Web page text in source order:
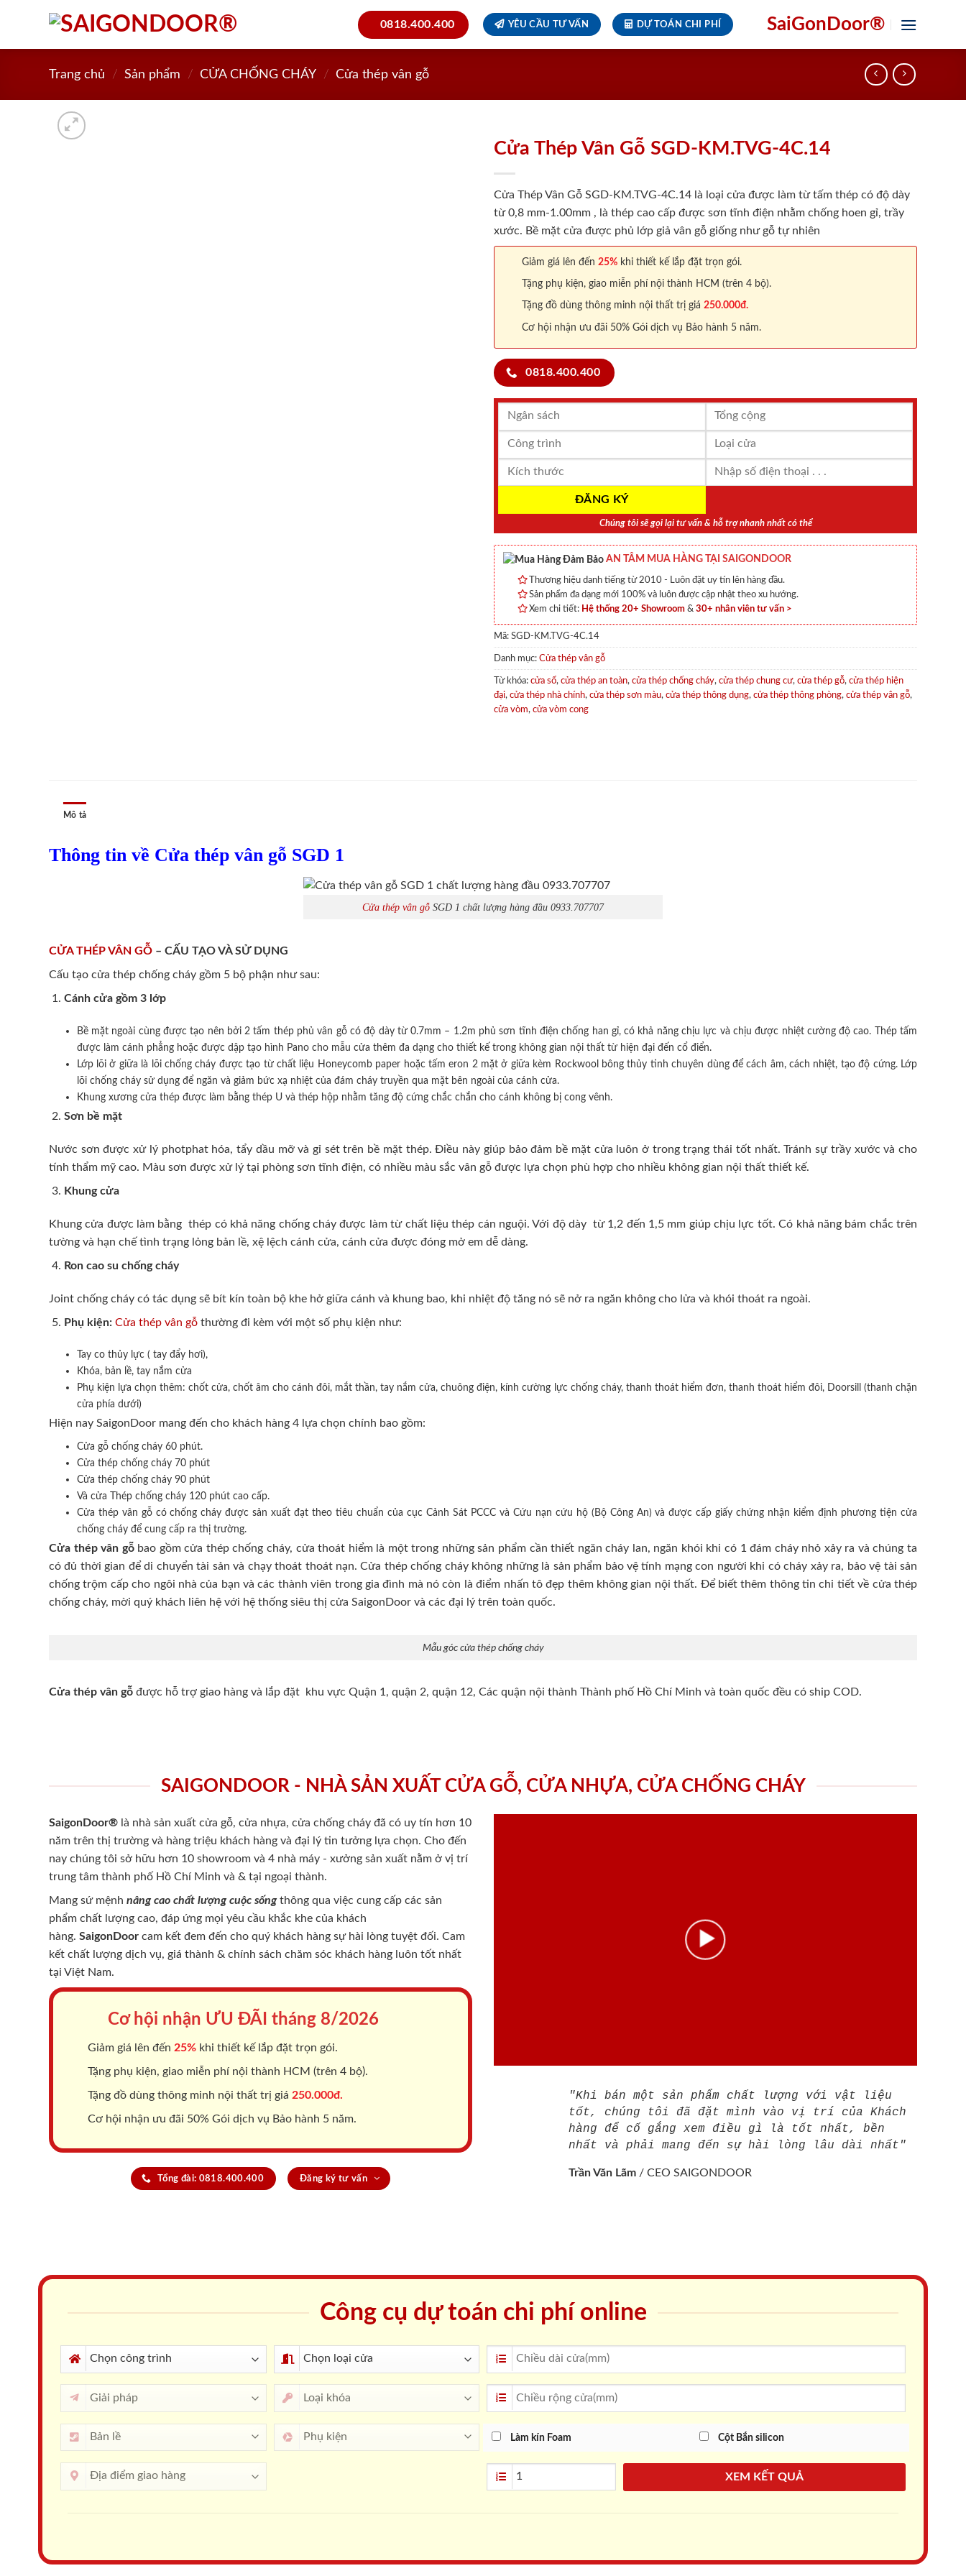
0818.400.400 YÊU CẦU TƯ VẤN DỰ TOÁN CHI PHÍ SaiGonDoor®
Trang chủ / Sản phẩm / CỬA CHỐNG CHÁY / Cửa thép vân gỗ
Cửa Thép Vân Gỗ SGD-KM.TVG-4C.14
Cửa Thép Vân Gỗ SGD-KM.TVG-4C.14 là loại cửa được làm từ tấm thép có độ dày
từ 0,8 mm-1.00mm , là thép cao cấp được sơn tĩnh điện nhằm chống hoen gỉ, trầy
xước. Bề mặt cửa được phủ lớp giả vân gỗ giống như gỗ tự nhiên
Giảm giá lên đến 25% khi thiết kế lắp đặt trọn gói.
Tặng phụ kiện, giao miễn phí nội thành HCM (trên 4 bộ).
Tặng đồ dùng thông minh nội thất trị giá 250.000đ.
Cơ hội nhận ưu đãi 50% Gói dịch vụ Bảo hành 5 năm.
0818.400.400
Chúng tôi sẽ gọi lại tư vấn & hỗ trợ nhanh nhất có thể
AN TÂM MUA HÀNG TẠI SAIGONDOOR
Thương hiệu danh tiếng từ 2010 - Luôn đặt uy tín lên hàng đầu.
Sản phẩm đa dạng mới 100% và luôn được cập nhật theo xu hướng.
Xem chi tiết: Hệ thống 20+ Showroom & 30+ nhân viên tư vấn >
Mã: SGD-KM.TVG-4C.14
Danh mục: Cửa thép vân gỗ
Từ khóa: cửa sổ, cửa thép an toàn, cửa thép chống cháy, cửa thép chung cư, cửa thép gỗ, cửa thép hiện
đại, cửa thép nhà chính, cửa thép sơn màu, cửa thép thông dụng, cửa thép thông phòng, cửa thép vân gỗ,
cửa vòm, cửa vòm cong
Mô tả
Thông tin về Cửa thép vân gỗ SGD 1
Cửa thép vân gỗ SGD 1 chất lượng hàng đầu 0933.707707
CỬA THÉP VÂN GỖ – CẤU TẠO VÀ SỬ DỤNG
Cấu tạo cửa thép chống cháy gồm 5 bộ phận như sau:
Cánh cửa gồm 3 lớp
Bề mặt ngoài cùng được tạo nên bởi 2 tấm thép phủ vân gỗ có độ dày từ 0.7mm – 1.2m phủ sơn tĩnh điện chống han gỉ, có khả năng chịu lực và chịu được nhiệt cường độ cao. Thép tấm
được làm cánh phẳng hoặc được dập tạo hình Pano cho mẫu cửa thêm đa dạng cho thiết kế trong không gian nội thất từ hiện đại đến cổ điển.
Lớp lõi ở giữa là lõi chống cháy được tạo từ chất liệu Honeycomb paper hoặc tấm eron 2 mặt ở giữa kèm Rockwool bông thủy tinh chuyên dùng để cách âm, cách nhiệt, tạo độ cứng. Lớp
lõi chống cháy sử dụng để ngăn và giảm bức xạ nhiệt của đám cháy truyền qua mặt bên ngoài của cánh cửa.
Khung xương cửa thép được làm bằng thép U và thép hộp nhằm tăng độ cứng chắc chắn cho cánh không bị cong vênh.
Sơn bề mặt
Nước sơn được xử lý photphat hóa, tẩy dầu mỡ và gỉ sét trên bề mặt thép. Điều này giúp bảo đảm bề mặt cửa luôn ở trong trạng thái tốt nhất. Tránh sự trầy xước và cho
tính thẩm mỹ cao. Màu sơn được xử lý tại phòng sơn tĩnh điện, có nhiều màu sắc vân gỗ được lựa chọn phù hợp cho nhiều không gian nội thất thiết kế.
Khung cửa
Khung cửa được làm bằng thép có khả năng chống cháy được làm từ chất liệu thép cán nguội. Với độ dày từ 1,2 đến 1,5 mm giúp chịu lực tốt. Có khả năng bám chắc trên
tường và hạn chế tình trạng lỏng bản lề, xệ lệch cánh cửa, cánh cửa được đóng mở em dễ dàng.
Ron cao su chống cháy
Joint chống cháy có tác dụng sẽ bít kín toàn bộ khe hở giữa cánh và khung bao, khi nhiệt độ tăng nó sẽ nở ra ngăn không cho lửa và khói thoát ra ngoài.
Phụ kiện: Cửa thép vân gỗthường đi kèm với một số phụ kiện như:
Tay co thủy lực ( tay đẩy hơi),
Khóa, bản lề, tay nắm cửa
Phụ kiện lựa chọn thêm: chốt cửa, chốt âm cho cánh đôi, mắt thần, tay nắm cửa, chuông điện, kính cường lực chống cháy, thanh thoát hiểm đơn, thanh thoát hiểm đôi, Doorsill (thanh chặn
cửa phía dưới)
Hiện nay SaigonDoor mang đến cho khách hàng 4 lựa chọn chính bao gồm:
Cửa gỗ chống cháy 60 phút.
Cửa thép chống cháy 70 phút
Cửa thép chống cháy 90 phút
Và cửa Thép chống cháy 120 phút cao cấp.
Cửa thép vân gỗ có chống cháy được sản xuất đạt theo tiêu chuẩn của cục Cảnh Sát PCCC và Cứu nạn cứu hộ (Bộ Công An) và được cấp giấy chứng nhận kiểm định phương tiện cửa
chống cháy để cung cấp ra thị trường.
Cửa thép vân gỗbao gồm cửa thép chống cháy, cửa thoát hiểm là một trong những sản phẩm cần thiết ngăn cháy lan, ngăn khói khi có 1 đám cháy nhỏ xảy ra và chúng ta
có đủ thời gian để di chuyển tài sản và chạy thoát thoát nạn. Cửa thép chống cháy không những là sản phẩm bảo vệ tính mạng con người khi có cháy xảy ra, bảo vệ tài sản
chống trộm cấp cho ngôi nhà của bạn và các thành viên trong gia đình mà nó còn là điểm nhấn tô đẹp thêm không gian nội thất. Để biết thêm thông tin chi tiết về cửa thép
chống cháy, mời quý khách liên hệ với hệ thống siêu thị cửa SaigonDoor và các đại lý trên toàn quốc.
Mẫu góc cửa thép chống cháy
Cửa thép vân gỗ được hỗ trợ giao hàng và lắp đặt khu vực Quận 1, quận 2, quận 12, Các quận nội thành Thành phố Hồ Chí Minh và toàn quốc đều có ship COD.
SAIGONDOOR - NHÀ SẢN XUẤT CỬA GỖ, CỬA NHỰA, CỬA CHỐNG CHÁY
SaigonDoor® là nhà sản xuất cửa gỗ, cửa nhựa, cửa chống cháy đã có uy tín hơn 10
năm trên thị trường và hàng triệu khách hàng và đại lý tin tưởng lựa chọn. Cho đến
nay chúng tôi sở hữu hơn 10 showroom và 4 nhà máy - xưởng sản xuất nằm ở vị trí
trung tâm thành phố Hồ Chí Minh và & tại ngoại thành.
Mang sứ mệnh nâng cao chất lượng cuộc sốngthông qua việc cung cấp các sản
phẩm chất lượng cao, đáp ứng mọi yêu cầu khắc khe của khách
hàng. SaigonDoor cam kết đem đến cho quý khách hàng sự hài lòng tuyệt đối. Cam
kết chất lượng dịch vụ, giá thành & chính sách chăm sóc khách hàng luôn tốt nhất
tại Việt Nam.
Cơ hội nhận ƯU ĐÃI tháng 8/2026
Giảm giá lên đến 25% khi thiết kế lắp đặt trọn gói.
Tặng phụ kiện, giao miễn phí nội thành HCM (trên 4 bộ).
Tặng đồ dùng thông minh nội thất trị giá 250.000đ.
Cơ hội nhận ưu đãi 50% Gói dịch vụ Bảo hành 5 năm.
Tổng đài: 0818.400.400 Đăng ký tư vấn
"Khi bán một sản phẩm chất lượng với vật liệu
tốt, chúng tôi đã đặt mình vào vị trí của Khách
hàng để cố gắng xem điều gì là tốt nhất, bền
nhất và phải mang đến sự hài lòng lâu dài nhất"
Trần Văn Lãm / CEO SAIGONDOOR
Công cụ dự toán chi phí online
Làm kín Foam Cột Bắn silicon
XEM KẾT QUẢ